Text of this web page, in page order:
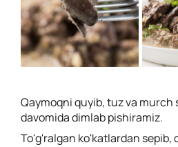
Qaymoqni quyib, tuz va murch
davomida dimlab pishiramiz.
To'g'ralgan ko'katlardan